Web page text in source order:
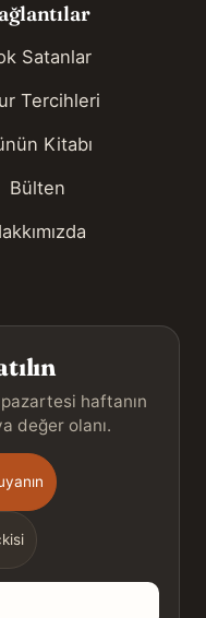
Satanlar
Tercihleri
Kitabı
Bülten
haftanın
değer olanı.